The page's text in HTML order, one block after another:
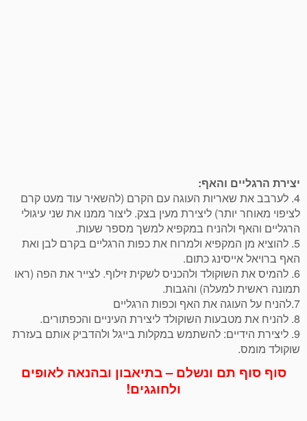
יצירת הרגליים והאף:
4. לערבב את שאריות העוגה עם הקרם (להשאיר עוד מעט קרם
לציפוי מאוחר יותר) ליצירת מעין בצק. ליצור ממנו את שני עיגולי
הרגליים והאף ולהניח במקפיא למשך מספר שעות.
5. להוציא מן המקפיא ולמרוח את כפות הרגליים בקרם לבן ואת
האף ברויאל אייסינג כתום.
6. להמיס את השוקולד ולהכניס לשקית זילוף. לצייר את הפה (ראו
תמונה ראשית למעלה) והגבות.
7.להניח על העוגה את האף וכפות הרגליים
8. להניח את מטבעות השוקולד ליצירת העיניים והכפתורים.
9. ליצירת הידיים: להשתמש במקלות בייגל ולהדביק אותם בעזרת
שוקולד מומס.
סוף סוף תם ונשלם – בתיאבון ובהנאה לאופים
ולחוגגים!